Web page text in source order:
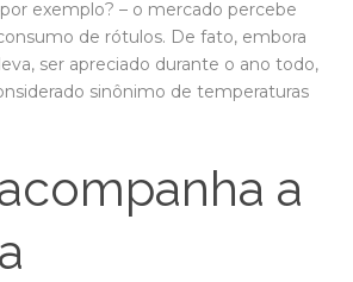
exemplo? – o mercado percebe
de rótulos. De fato, embora
ser apreciado durante o ano todo,
sinônimo de temperaturas
a